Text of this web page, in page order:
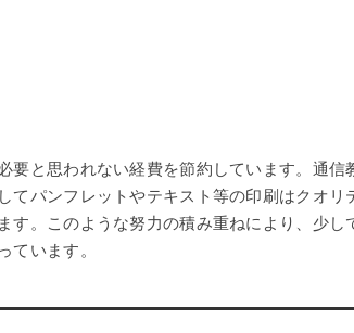
要と思われない経費を節約しています。通信
てパンフレットやテキスト等の印刷はクオリ
す。このような努力の積み重ねにより、少し
ています。